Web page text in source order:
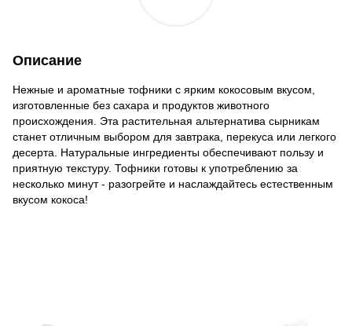
Описание
Нежные и ароматные тофники с ярким кокосовым вкусом,
изготовленные без сахара и продуктов животного
происхождения. Эта растительная альтернатива сырникам
станет отличным выбором для завтрака, перекуса или легкого
десерта. Натуральные ингредиенты обеспечивают пользу и
приятную текстуру. Тофники готовы к употреблению за
несколько минут - разогрейте и наслаждайтесь естественным
вкусом кокоса!